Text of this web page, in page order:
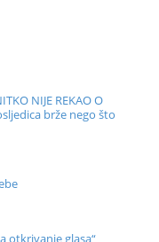
NIJE REKAO O
brže nego što
otkrivanje glasa“